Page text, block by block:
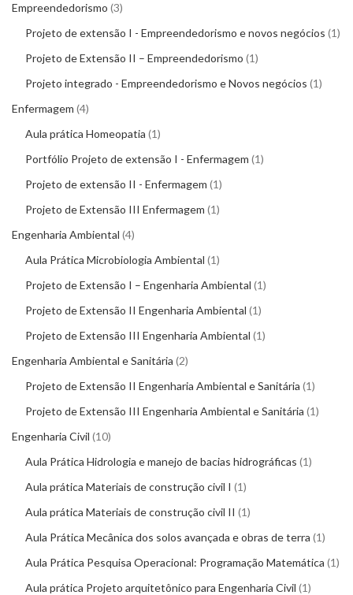
Empreendedorismo 3
Projeto de extensão I - Empreendedorismo e novos negócios 1
Projeto de Extensão II – Empreendedorismo 1
Projeto integrado - Empreendedorismo e Novos negócios 1
Enfermagem 4
Aula prática Homeopatia 1
Portfólio Projeto de extensão I - Enfermagem 1
Projeto de extensão II - Enfermagem 1
Projeto de Extensão III Enfermagem 1
Engenharia Ambiental 4
Aula Prática Microbiologia Ambiental 1
Projeto de Extensão I – Engenharia Ambiental 1
Projeto de Extensão II Engenharia Ambiental 1
Projeto de Extensão III Engenharia Ambiental 1
Engenharia Ambiental e Sanitária 2
Projeto de Extensão II Engenharia Ambiental e Sanitária 1
Projeto de Extensão III Engenharia Ambiental e Sanitária 1
Engenharia Civil 10
Aula Prática Hidrologia e manejo de bacias hidrográficas 1
Aula prática Materiais de construção civil I 1
Aula prática Materiais de construção civil II 1
Aula Prática Mecânica dos solos avançada e obras de terra 1
Aula Prática Pesquisa Operacional: Programação Matemática 1
Aula prática Projeto arquitetônico para Engenharia Civil 1